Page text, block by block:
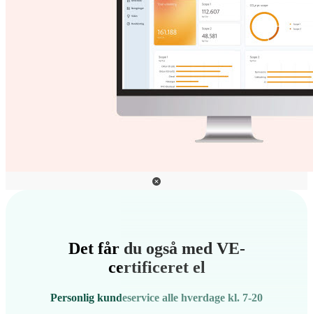
Det får du også med VE-
certificeret el
Personlig kundeservice alle hverdage kl. 7-20